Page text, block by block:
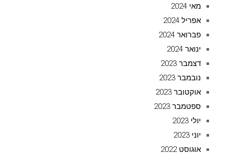
מאי 2024
אפריל 2024
פברואר 2024
ינואר 2024
דצמבר 2023
נובמבר 2023
אוקטובר 2023
ספטמבר 2023
יולי 2023
יוני 2023
אוגוסט 2022